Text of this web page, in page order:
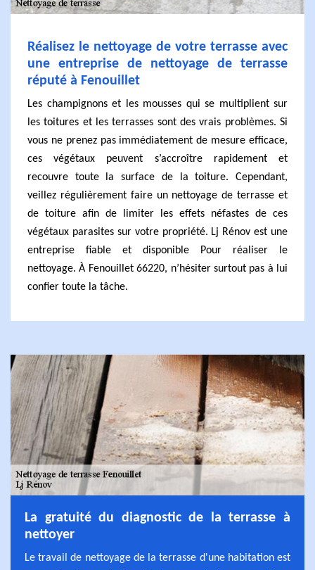
Réalisez le nettoyage de votre terrasse avec
une entreprise de nettoyage de terrasse
réputé à Fenouillet
Les champignons et les mousses qui se multiplient sur
les toitures et les terrasses sont des vrais problèmes. Si
vous ne prenez pas immédiatement de mesure efficace,
ces végétaux peuvent s’accroître rapidement et
recouvre toute la surface de la toiture. Cependant,
veillez régulièrement faire un nettoyage de terrasse et
de toiture afin de limiter les effets néfastes de ces
végétaux parasites sur votre propriété. Lj Rénov est une
entreprise fiable et disponible Pour réaliser le
nettoyage. À Fenouillet 66220, n’hésiter surtout pas à lui
confier toute la tâche.
La gratuité du diagnostic de la terrasse à
nettoyer
Le travail de nettoyage de la terrasse d'une habitation est